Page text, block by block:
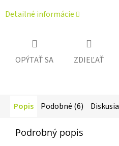
Detailné informácie
OPÝTAŤ SA ZDIEĽAŤ
Popis Podobné (6) Diskusia
Podrobný popis